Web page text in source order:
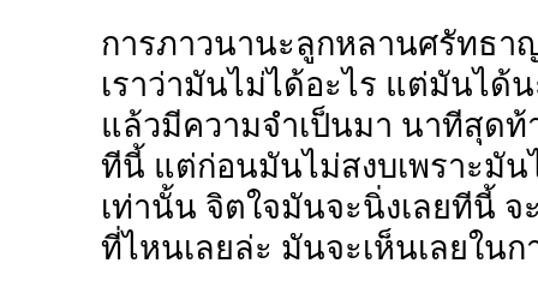
การภาวนานะลูกหลานศรัทธา
เราว่ามันไม่ได้อะไร แต่มันได้
แล้วมีความจำเป็นมา นาทีสุดท้
ทีนี้ แต่ก่อนมันไม่สงบเพราะมั
เท่านั้น จิตใจมันจะนิ่งเลยทีนี้
ที่ไหนเลยล่ะ มันจะเห็นเลยในก